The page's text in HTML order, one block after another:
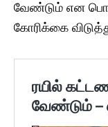
வேண்டும் என
கோரிக்கை